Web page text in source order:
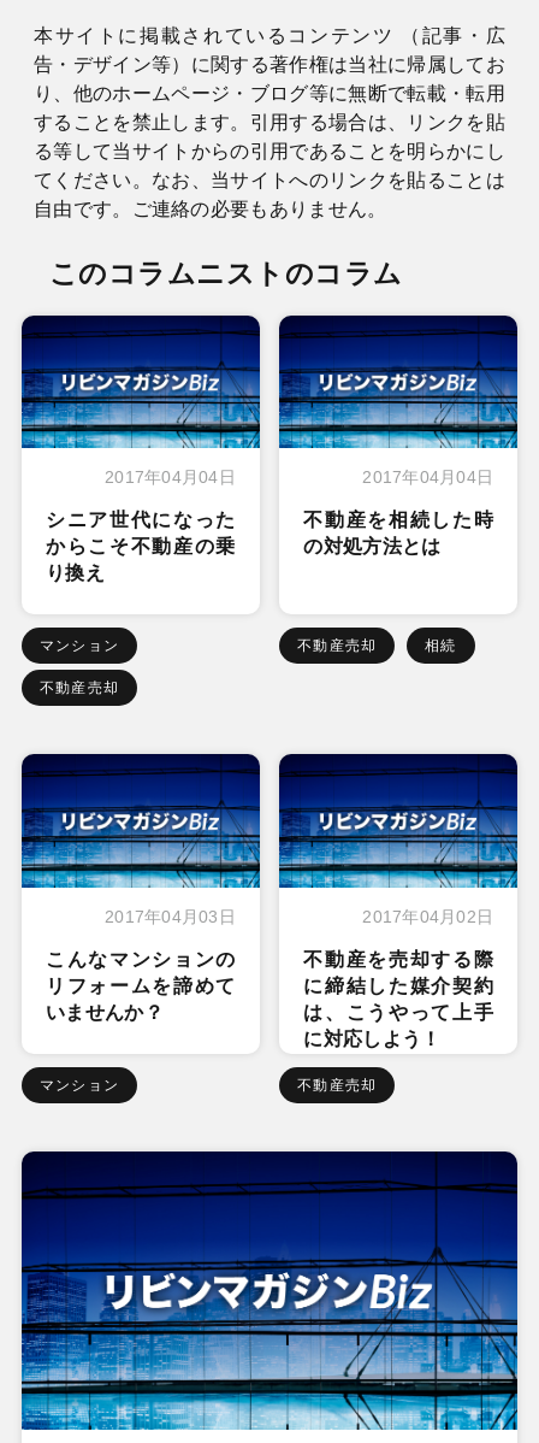
本サイトに掲載されているコンテンツ （記事・広
告・デザイン等）に関する著作権は当社に帰属してお
り、他のホームページ・ブログ等に無断で転載・転用
することを禁止します。引用する場合は、リンクを貼
る等して当サイトからの引用であることを明らかにし
てください。なお、当サイトへのリンクを貼ることは
自由です。ご連絡の必要もありません。
このコラムニストのコラム
2017年04月04日
シニア世代になった
からこそ不動産の乗
り換え
マンション
不動産売却
2017年04月04日
不動産を相続した時
の対処方法とは
不動産売却 相続
2017年04月03日
こんなマンションの
リフォームを諦めて
いませんか？
マンション
2017年04月02日
不動産を売却する際
に締結した媒介契約
は、こうやって上手
に対応しよう！
不動産売却